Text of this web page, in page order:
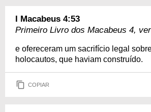
I Macabeus 4:53
Primeiro Livro dos Macabeus 4,
e ofereceram um sacrifício legal
holocautos, que haviam construído.
COPIAR